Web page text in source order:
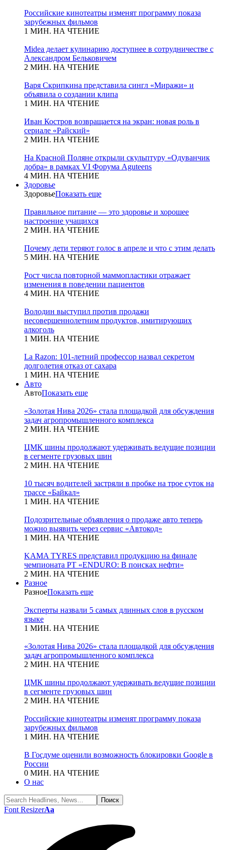
Российские кинотеатры изменят программу показа
зарубежных фильмов
1 МИН. НА ЧТЕНИЕ
Midea делает кулинарию доступнее в сотрудничестве с
Александром Бельковичем
2 МИН. НА ЧТЕНИЕ
Варя Скрипкина представила сингл «Миражи» и
объявила о создании клипа
1 МИН. НА ЧТЕНИЕ
Иван Костров возвращается на экран: новая роль в
сериале «Райский»
2 МИН. НА ЧТЕНИЕ
На Красной Поляне открыли скульптуру «Одуванчик
добра» в рамках VI Форума Aguteens
4 МИН. НА ЧТЕНИЕ
Здоровье
ЗдоровьеПоказать еще
Правильное питание — это здоровье и хорошее
настроение учащихся
2 МИН. НА ЧТЕНИЕ
Почему дети теряют голос в апреле и что с этим делать
5 МИН. НА ЧТЕНИЕ
Рост числа повторной маммопластики отражает
изменения в поведении пациентов
4 МИН. НА ЧТЕНИЕ
Володин выступил против продажи
несовершеннолетним продуктов, имитирующих
алкоголь
1 МИН. НА ЧТЕНИЕ
La Razon: 101-летний профессор назвал секретом
долголетия отказ от сахара
1 МИН. НА ЧТЕНИЕ
Авто
АвтоПоказать еще
«Золотая Нива 2026» стала площадкой для обсуждения
задач агропромышленного комплекса
2 МИН. НА ЧТЕНИЕ
ЦМК шины продолжают удерживать ведущие позиции
в сегменте грузовых шин
2 МИН. НА ЧТЕНИЕ
10 тысяч водителей застряли в пробке на трое суток на
трассе «Байкал»
1 МИН. НА ЧТЕНИЕ
Подозрительные объявления о продаже авто теперь
можно выявить через сервис «Автокод»
1 МИН. НА ЧТЕНИЕ
KAMA TYRES представил продукцию на финале
чемпионата РТ «ENDURO: В поисках нефти»
2 МИН. НА ЧТЕНИЕ
Разное
РазноеПоказать еще
Эксперты назвали 5 самых длинных слов в русском
языке
1 МИН. НА ЧТЕНИЕ
«Золотая Нива 2026» стала площадкой для обсуждения
задач агропромышленного комплекса
2 МИН. НА ЧТЕНИЕ
ЦМК шины продолжают удерживать ведущие позиции
в сегменте грузовых шин
2 МИН. НА ЧТЕНИЕ
Российские кинотеатры изменят программу показа
зарубежных фильмов
1 МИН. НА ЧТЕНИЕ
В Госдуме оценили возможность блокировки Google в
России
0 МИН. НА ЧТЕНИЕ
О нас
Font ResizerAa